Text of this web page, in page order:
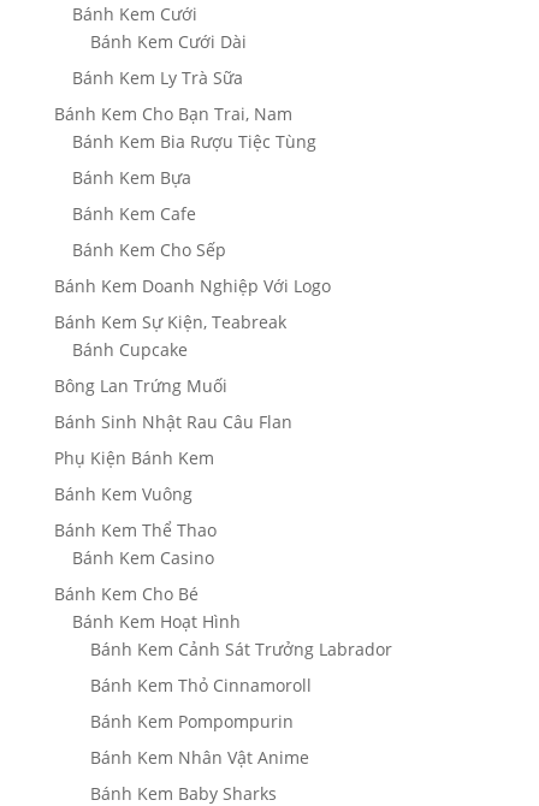
Bánh Kem Cưới
Bánh Kem Cưới Dài
Bánh Kem Ly Trà Sữa
Bánh Kem Cho Bạn Trai, Nam
Bánh Kem Bia Rượu Tiệc Tùng
Bánh Kem Bựa
Bánh Kem Cafe
Bánh Kem Cho Sếp
Bánh Kem Doanh Nghiệp Với Logo
Bánh Kem Sự Kiện, Teabreak
Bánh Cupcake
Bông Lan Trứng Muối
Bánh Sinh Nhật Rau Câu Flan
Phụ Kiện Bánh Kem
Bánh Kem Vuông
Bánh Kem Thể Thao
Bánh Kem Casino
Bánh Kem Cho Bé
Bánh Kem Hoạt Hình
Bánh Kem Cảnh Sát Trưởng Labrador
Bánh Kem Thỏ Cinnamoroll
Bánh Kem Pompompurin
Bánh Kem Nhân Vật Anime
Bánh Kem Baby Sharks